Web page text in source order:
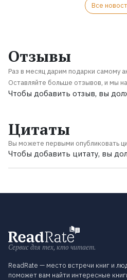
Все
Отзывы
Раз в месяц дарим подарки самому
Оставляйте больше отзывов, и мы
Чтобы добавить отзыв, вы
Цитаты
Вы можете первыми опубликовать
Чтобы добавить цитату, вы
Сервис для тех, кто читает.
ReadRate — место встречи книг и
поможет вам найти интересные